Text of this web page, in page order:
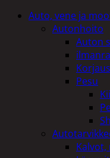
Auto, vene ja
Autonhoito
Auton
Pesu